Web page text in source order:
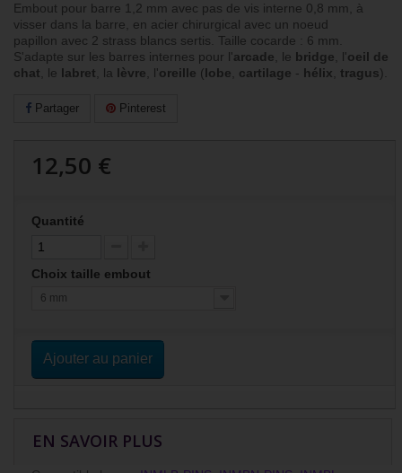
Embout pour barre 1,2 mm avec pas de vis interne 0,8 mm, à
visser dans la barre, en acier chirurgical avec un noeud
papillon avec 2 strass blancs sertis. Taille cocarde : 6 mm.
S'adapte sur les barres internes pour l'arcade , le bridge , l'oeil de
chat , le labret , la lèvre , l'oreille (lobe cartilage - hélix tragus)
Partager Pinterest
12,50 €
Quantité
Choix taille embout
6 mm
Ajouter au panier
EN SAVOIR PLUS